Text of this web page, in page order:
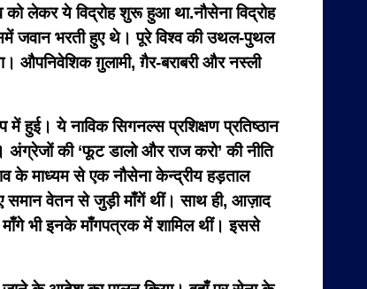
लेकर ये विद्रोह शुरू हुआ था.नौसेना विद्रोह
जवान भरती हुए थे। पूरे विश्व की उथल-पुथल
ग़ुलामी, ग़ैर-बराबरी और नस्ली
हुई। ये नाविक सिगनल्स प्रशिक्षण प्रतिष्ठान
की ‘फूट डालो और राज करो’ की नीति
के माध्यम से एक नौसेना केन्द्रीय हड़ताल
समान वेतन से जुड़ी माँगें थीं। साथ ही, आज़ाद
माँगे भी इनके माँगपत्रक में शामिल थीं। इससे